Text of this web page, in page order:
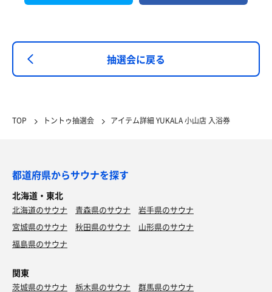
抽選会に戻る
TOP トントゥ抽選会 アイテム詳細 YUKALA 小山店 入浴券
都道府県からサウナを探す
北海道・東北
北海道のサウナ 青森県のサウナ
岩手県のサウナ
宮城県のサウナ
秋田県のサウナ
山形県のサウナ
福島県のサウナ
関東
茨城県のサウナ 栃木県のサウナ 群馬県のサウナ